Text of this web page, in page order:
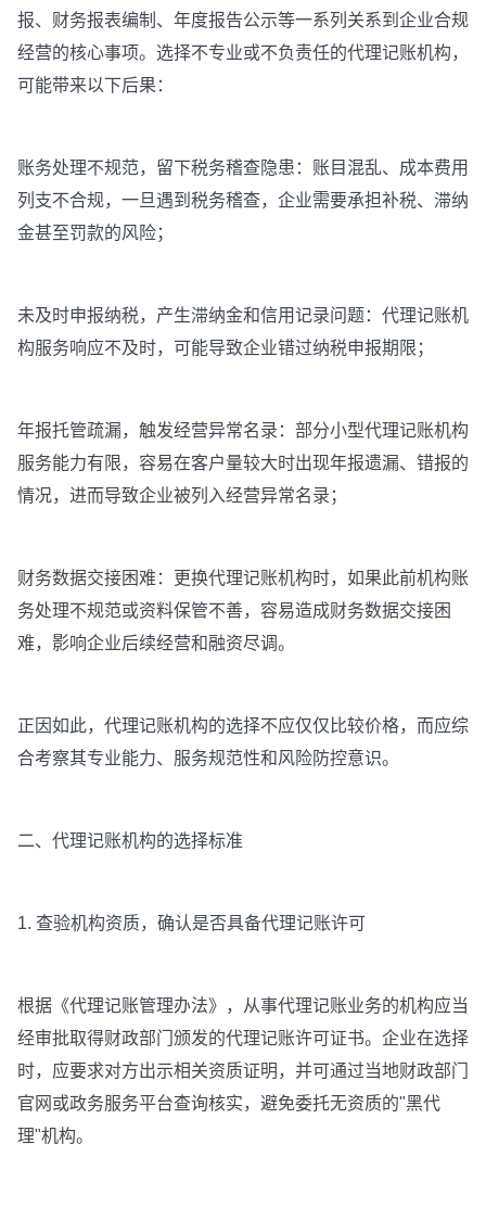
报、财务报表编制、年度报告公示等一系列关系到企业合规
经营的核心事项。选择不专业或不负责任的代理记账机构，
可能带来以下后果：
账务处理不规范，留下税务稽查隐患：账目混乱、成本费用
列支不合规，一旦遇到税务稽查，企业需要承担补税、滞纳
金甚至罚款的风险；
未及时申报纳税，产生滞纳金和信用记录问题：代理记账机
构服务响应不及时，可能导致企业错过纳税申报期限；
年报托管疏漏，触发经营异常名录：部分小型代理记账机构
服务能力有限，容易在客户量较大时出现年报遗漏、错报的
情况，进而导致企业被列入经营异常名录；
财务数据交接困难：更换代理记账机构时，如果此前机构账
务处理不规范或资料保管不善，容易造成财务数据交接困
难，影响企业后续经营和融资尽调。
正因如此，代理记账机构的选择不应仅仅比较价格，而应综
合考察其专业能力、服务规范性和风险防控意识。
二、代理记账机构的选择标准
1. 查验机构资质，确认是否具备代理记账许可
根据《代理记账管理办法》，从事代理记账业务的机构应当
经审批取得财政部门颁发的代理记账许可证书。企业在选择
时，应要求对方出示相关资质证明，并可通过当地财政部门
官网或政务服务平台查询核实，避免委托无资质的"黑代
理"机构。